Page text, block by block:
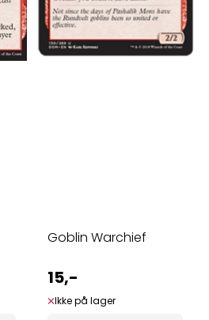
Goblin Warchief
15,-
Ikke på lager